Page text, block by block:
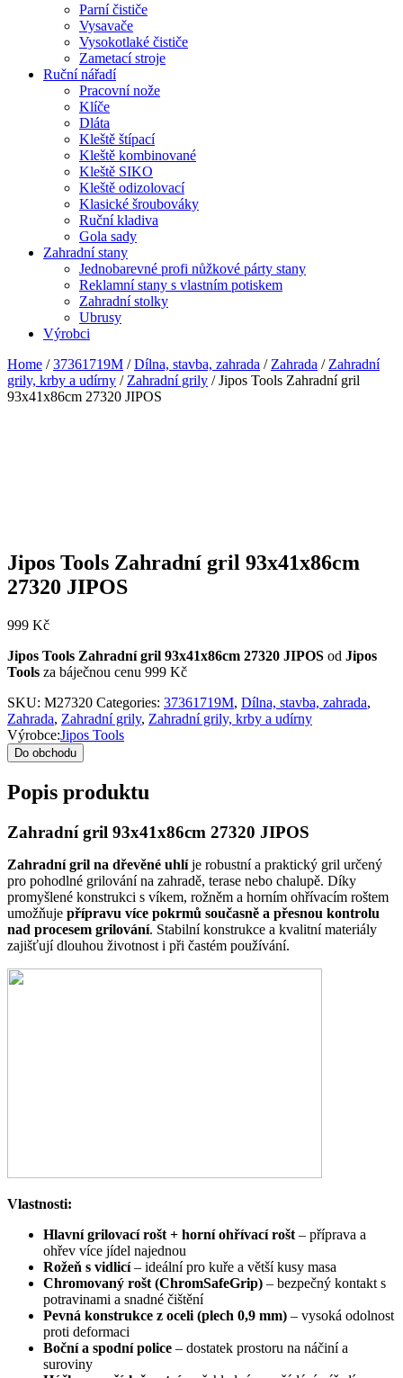
Parní čističe
Vysavače
Vysokotlaké čističe
Zametací stroje
Ruční nářadí
Pracovní nože
Klíče
Dláta
Kleště štípací
Kleště kombinované
Kleště SIKO
Kleště odizolovací
Klasické šroubováky
Ruční kladiva
Gola sady
Zahradní stany
Jednobarevné profi nůžkové párty stany
Reklamní stany s vlastním potiskem
Zahradní stolky
Ubrusy
Výrobci
Home /37361719M /Dílna, stavba, zahrada / Zahrada / Zahradní
grily, krby a udírny / Zahradní grily / Jipos Tools Zahradní gril
93x41x86cm 27320 JIPOS
Jipos Tools Zahradní gril 93x41x86cm
27320 JIPOS
999 Kč
Jipos Tools Zahradní gril 93x41x86cm 27320 JIPOS od Jipos
Tools za báječnou cenu 999 Kč
SKU: M27320 Categories: 37361719M, Dílna, stavba, zahrada,
Zahrada, Zahradní grily, Zahradní grily, krby a udírny
Výrobce:Jipos Tools
Do obchodu
Popis produktu
Zahradní gril 93x41x86cm 27320 JIPOS
Zahradní gril na dřevěné uhlíje robustní a praktický gril určený
pro pohodlné grilování na zahradě, terase nebo chalupě. Díky
promyšlené konstrukci s víkem, rožněm a horním ohřívacím roštem
umožňuje přípravu více pokrmů současně a přesnou kontrolu
nad procesem grilování. Stabilní konstrukce a kvalitní materiály
zajišťují dlouhou životnost i při častém používání.
Vlastnosti:
Hlavní grilovací rošt + horní ohřívací rošt – příprava a
ohřev více jídel najednou
Rožeň s vidlicí– ideální pro kuře a větší kusy masa
Chromovaný rošt (ChromSafeGrip) – bezpečný kontakt s
potravinami a snadné čištění
Pevná konstrukce z oceli (plech 0,9 mm) – vysoká odolnost
proti deformaci
Boční a spodní police – dostatek prostoru na náčiní a
suroviny